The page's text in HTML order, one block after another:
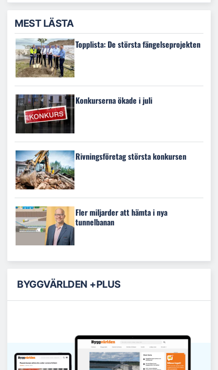
MEST LÄSTA
Topplista: De största fängelseprojekten
Konkurserna ökade i juli
Rivningsföretag största konkursen
Fler miljarder att hämta i nya
tunnelbanan
BYGGVÄRLDEN +PLUS